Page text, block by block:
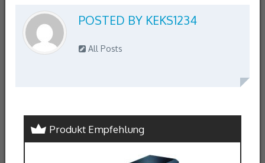
POSTED BY KEKS1234
All Posts
Produkt Empfehlung